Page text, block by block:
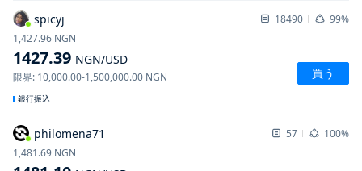
spicyj 18490 99%
1427.39 NGN/USD
1,427.96 NGN
限界: 10,000.00-1,500,000.00 NGN 買う
銀行振込
philomena71 57 100%
1,481.69 NGN